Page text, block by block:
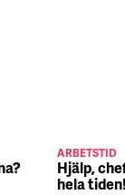
ARBETSTID
Hjälp,
hela tiden!